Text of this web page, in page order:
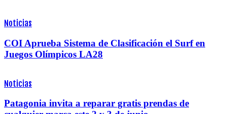
Noticias
COI Aprueba Sistema de Clasificación el Surf en
Juegos Olímpicos LA28
Noticias
Patagonia invita a reparar gratis prendas de